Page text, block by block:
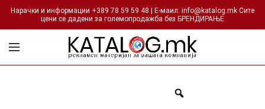
Нарачки и информации +389 78 59 59 48 | Е-маил: info@katalog.mk Сите
цени се дадени за големопродажба без БРЕНДИРАЊЕ